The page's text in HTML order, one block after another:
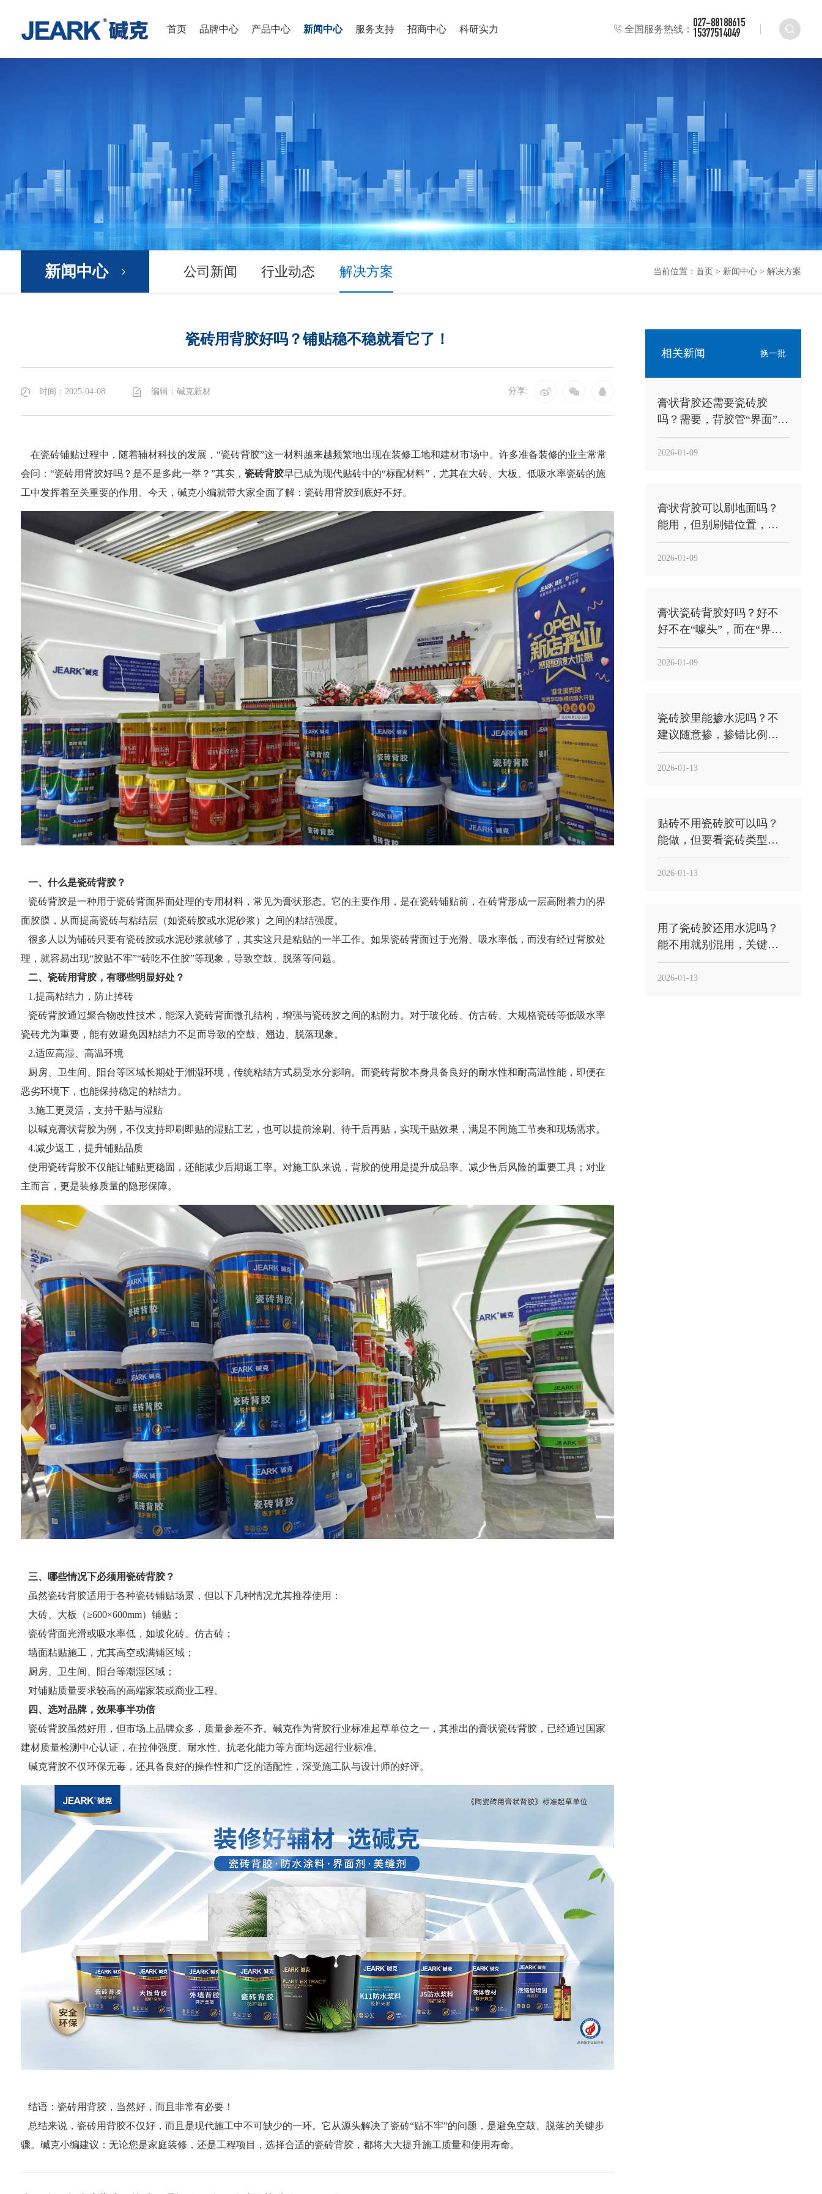
首页 品牌中心 产品中心 新闻中心 服务支持 招商中心 科研实力 全国服务热线： 027-88188615
15377514049
新闻中心 公司新闻 行业动态 解决方案 当前位置：首页 > 新闻中心 >解决方案
瓷砖用背胶好吗？铺贴稳不稳就看它了！
时间：2025-04-08 编辑：碱克新材 分享:
在瓷砖铺贴过程中，随着辅材科技的发展，“瓷砖背胶”这一材料越来越频繁地出现在装修工地和建材市场中。许多准备装修的业主常常
会问：“瓷砖用背胶好吗？是不是多此一举？”其实， 瓷砖背胶早已成为现代贴砖中的“标配材料”，尤其在大砖、大板、低吸水率瓷砖的施
工中发挥着至关重要的作用。今天，碱克小编就带大家全面了解：瓷砖用背胶到底好不好。
一、什么是瓷砖背胶？
瓷砖背胶是一种用于瓷砖背面界面处理的专用材料，常见为膏状形态。它的主要作用，是在瓷砖铺贴前，在砖背形成一层高附着力的界
面胶膜，从而提高瓷砖与粘结层（如瓷砖胶或水泥砂浆）之间的粘结强度。
很多人以为铺砖只要有瓷砖胶或水泥砂浆就够了，其实这只是粘贴的一半工作。如果瓷砖背面过于光滑、吸水率低，而没有经过背胶处
理，就容易出现“胶贴不牢”“砖吃不住胶”等现象，导致空鼓、脱落等问题。
二、瓷砖用背胶，有哪些明显好处？
1.提高粘结力，防止掉砖
瓷砖背胶通过聚合物改性技术，能深入瓷砖背面微孔结构，增强与瓷砖胶之间的粘附力。对于玻化砖、仿古砖、大规格瓷砖等低吸水率
瓷砖尤为重要，能有效避免因粘结力不足而导致的空鼓、翘边、脱落现象。
2.适应高湿、高温环境
厨房、卫生间、阳台等区域长期处于潮湿环境，传统粘结方式易受水分影响。而瓷砖背胶本身具备良好的耐水性和耐高温性能，即便在
恶劣环境下，也能保持稳定的粘结力。
3.施工更灵活，支持干贴与湿贴
以碱克膏状背胶为例，不仅支持即刷即贴的湿贴工艺，也可以提前涂刷、待干后再贴，实现干贴效果，满足不同施工节奏和现场需求。
4.减少返工，提升铺贴品质
使用瓷砖背胶不仅能让铺贴更稳固，还能减少后期返工率。对施工队来说，背胶的使用是提升成品率、减少售后风险的重要工具；对业
主而言，更是装修质量的隐形保障。
三、哪些情况下必须用瓷砖背胶？
虽然瓷砖背胶适用于各种瓷砖铺贴场景，但以下几种情况尤其推荐使用：
大砖、大板（≥600×600mm）铺贴；
瓷砖背面光滑或吸水率低，如玻化砖、仿古砖；
墙面粘贴施工，尤其高空或满铺区域；
厨房、卫生间、阳台等潮湿区域；
对铺贴质量要求较高的高端家装或商业工程。
四、选对品牌，效果事半功倍
瓷砖背胶虽然好用，但市场上品牌众多，质量参差不齐。碱克作为背胶行业标准起草单位之一，其推出的膏状瓷砖背胶，已经通过国家
建材质量检测中心认证，在拉伸强度、耐水性、抗老化能力等方面均远超行业标准。
碱克背胶不仅环保无毒，还具备良好的操作性和广泛的适配性，深受施工队与设计师的好评。
结语：瓷砖用背胶，当然好，而且非常有必要！
总结来说，瓷砖用背胶不仅好，而且是现代施工中不可缺少的一环。它从源头解决了瓷砖“贴不牢”的问题，是避免空鼓、脱落的关键步
骤。碱克小编建议：无论您是家庭装修，还是工程项目，选择合适的瓷砖背胶，都将大大提升施工质量和使用寿命。
相关新闻 换一批
膏状背胶还需要瓷砖胶
吗？需要，背胶管“界面”，
瓷砖胶管“承托粘结”
2026-01-09
膏状背胶可以刷地面吗？
能用，但别刷错位置，关
键是“刷砖背”不是“刷地面
基层”
2026-01-09
膏状瓷砖背胶好吗？好不
好不在“噱头”，而在“界面
稳定性”能不能落到工地
2026-01-09
瓷砖胶里能掺水泥吗？不
建议随意掺，掺错比例反
而更容易空鼓
2026-01-13
贴砖不用瓷砖胶可以吗？
能做，但要看瓷砖类型和
工况，别把“能贴”当“能稳”
2026-01-13
用了瓷砖胶还用水泥吗？
能不用就别混用，关键
看“工法”与“用途”
2026-01-13